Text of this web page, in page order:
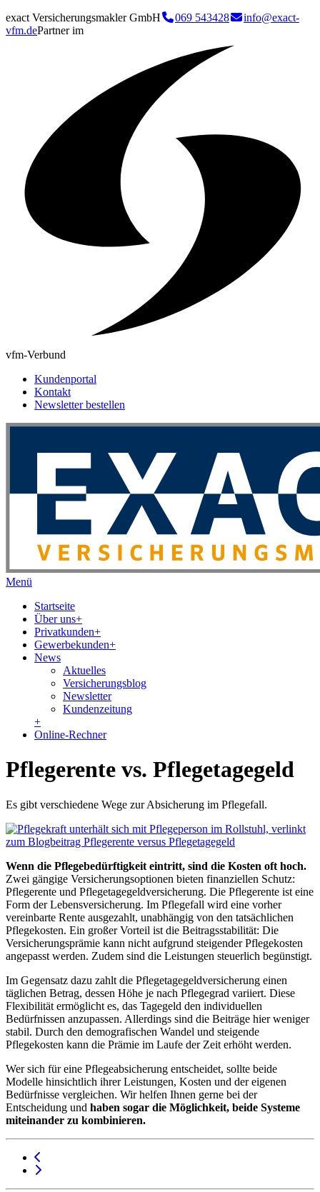
exact Versicherungsmakler GmbH 069 543428
info@exact-
vfm.dePartner im
vfm-Verbund
Kundenportal
Kontakt
Newsletter bestellen
Menü
Startseite
Über uns+
Privatkunden+
Gewerbekunden+
News
Aktuelles
Versicherungsblog
Newsletter
Kundenzeitung
+
Online-Rechner
Pflegerente vs. Pflegetagegeld
Es gibt verschiedene Wege zur Absicherung im Pflegefall.
Wenn die Pflegebedürftigkeit eintritt, sind die Kosten oft hoch.
Zwei gängige Versicherungsoptionen bieten finanziellen Schutz:
Pflegerente und Pflegetagegeldversicherung. Die Pflegerente ist eine
Form der Lebensversicherung. Im Pflegefall wird eine vorher
vereinbarte Rente ausgezahlt, unabhängig von den tatsächlichen
Pflegekosten. Ein großer Vorteil ist die Beitragsstabilität: Die
Versicherungsprämie kann nicht aufgrund steigender Pflegekosten
angepasst werden. Zudem sind die Leistungen steuerlich begünstigt.
Im Gegensatz dazu zahlt die Pflegetagegeldversicherung einen
täglichen Betrag, dessen Höhe je nach Pflegegrad variiert. Diese
Flexibilität ermöglicht es, das Tagegeld den individuellen
Bedürfnissen anzupassen. Allerdings sind die Beiträge hier weniger
stabil. Durch den demografischen Wandel und steigende
Pflegekosten kann die Prämie im Laufe der Zeit erhöht werden.
Wer sich für eine Pflegeabsicherung entscheidet, sollte beide
Modelle hinsichtlich ihrer Leistungen, Kosten und der eigenen
Bedürfnisse vergleichen. Wir helfen Ihnen gerne bei der
Entscheidung und haben sogar die Möglichkeit, beide Systeme
miteinander zu kombinieren.